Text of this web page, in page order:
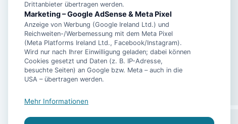
Drittanbieter übertragen werden.
Marketing – Google AdSense & Meta Pixel
Anzeige von Werbung (Google Ireland Ltd.) und
Reichweiten-/Werbemessung mit dem Meta Pixel
(Meta Platforms Ireland Ltd., Facebook/Instagram).
Wird nur nach Ihrer Einwilligung geladen; dabei können
Cookies gesetzt und Daten (z. B. IP-Adresse,
besuchte Seiten) an Google bzw. Meta – auch in die
USA – übertragen werden.
Mehr Informationen